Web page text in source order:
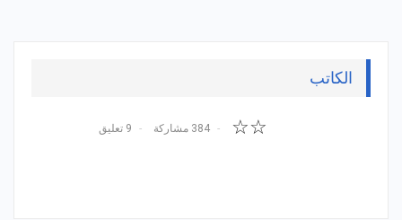
الكاتب
☆☆ 384 مشاركة 9 تعليق